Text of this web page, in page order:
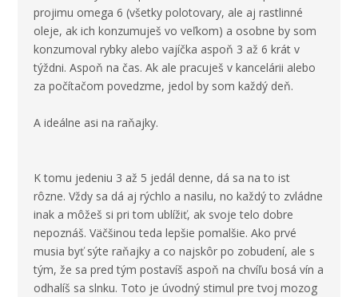
projimu omega 6 (všetky polotovary, ale aj rastlinné
oleje, ak ich konzumuješ vo veľkom) a osobne by som
konzumoval rybky alebo vajíčka aspoň 3 až 6 krát v
týždni. Aspoň na čas. Ak ale pracuješ v kancelárii alebo
za počítačom povedzme, jedol by som každý deň.
A ideálne asi na raňajky.
K tomu jedeniu 3 až 5 jedál denne, dá sa na to ist
rôzne. Vždy sa dá aj rýchlo a nasilu, no každý to zvládne
inak a môžeš si pri tom ublížiť, ak svoje telo dobre
nepoznáš. Väčšinou teda lepšie pomalšie. Ako prvé
musia byť sýte raňajky a co najskôr po zobudení, ale s
tým, že sa pred tým postavíš aspoň na chvíľu bosá vín a
odhalíš sa slnku. Toto je úvodný stimul pre tvoj mozog